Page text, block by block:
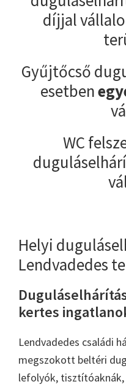
díjjal
Gyűjtőcső
esetben
WC
Helyi
Lendvadedes
kertes
Lendvadedes családi
megszokott beltéri
lefolyók, tisztítóaknák,